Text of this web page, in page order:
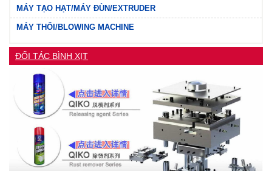
MÁY TẠO HẠT/MÁY ĐÙN/EXTRUDER
MÁY THỔI/BLOWING MACHINE
ĐỐI TÁC BÌNH XỊT